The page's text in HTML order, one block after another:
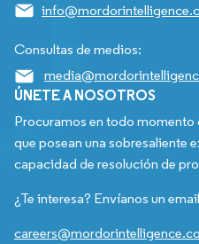
Consultas de medios:
ÚNETE A NOSOTROS
Procuramos en todo
que posean una sobresaliente
capacidad de resolución de
¿Te interesa? Envíanos un